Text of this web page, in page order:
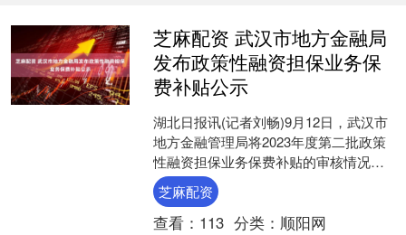
芝麻配资 武汉市地方金融局
发布政策性融资担保业务保
费补贴公示
湖北日报讯(记者刘畅)9月12日，武汉市
地方金融管理局将2023年度第二批政策
性融资担保业务保费补贴的审核情况予
以公示，公示期为2025年9月12日-2025
年....
芝麻配资
查看： 113 分类： 顺阳网